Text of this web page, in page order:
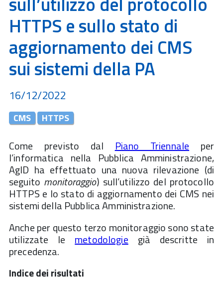
HTTPS e sullo stato di
aggiornamento dei CMS
sui sistemi della PA
16/12/2022
CMS HTTPS
Come previsto dalPiano Triennale per
l’informatica nella Pubblica Amministrazione,
AgID ha effettuato una nuova rilevazione (di
seguito monitoraggio) sull’utilizzo del protocollo
HTTPS e lo stato di aggiornamento dei CMS nei
sistemi della Pubblica Amministrazione.
Anche per questo terzo monitoraggio sono state
utilizzate lemetodologiegià descritte in
precedenza.
Indice dei risultati